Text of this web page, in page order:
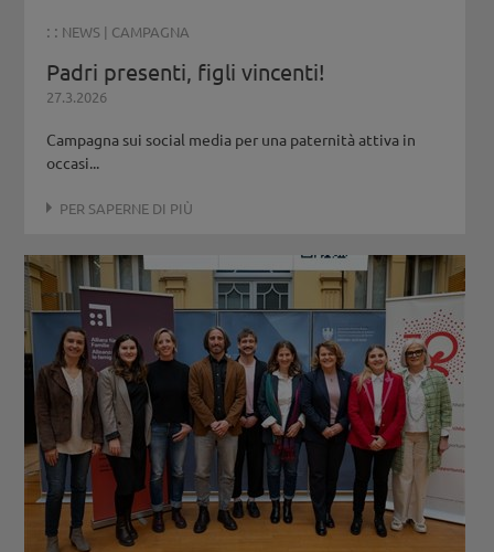
: : NEWS | CAMPAGNA
Padri presenti, figli vincenti!
27.3.2026
Campagna sui social media per una paternità attiva in
occasi...
PER SAPERNE DI PIÙ